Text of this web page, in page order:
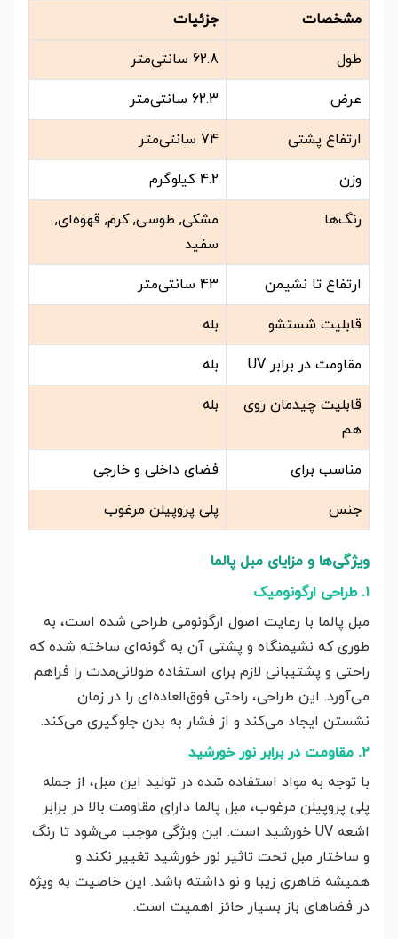
مشخصات جزئیات
طول 62.8 سانتی‌متر
عرض 62.3 سانتی‌متر
ارتفاع پشتی 74 سانتی‌متر
وزن 4.2 کیلوگرم
رنگ‌ها
مشکی, طوسی, کرم, قهوه‌ای,
سفید
ارتفاع تا نشیمن 43 سانتی‌متر
قابلیت شستشو بله
مقاومت در برابر UV بله
قابلیت چیدمان روی
هم
بله
مناسب برای فضای داخلی و خارجی
جنس پلی پروپیلن مرغوب
ویژگی‌ها و مزایای مبل پالما
۱. طراحی ارگونومیک
مبل پالما با رعایت اصول ارگونومی طراحی شده است، به
طوری که نشیمنگاه و پشتی آن به گونه‌ای ساخته شده که
راحتی و پشتیبانی لازم برای استفاده طولانی‌مدت را فراهم
می‌آورد. این طراحی، راحتی فوق‌العاده‌ای را در زمان
نشستن ایجاد می‌کند و از فشار به بدن جلوگیری می‌کند.
۲. مقاومت در برابر نور خورشید
با توجه به مواد استفاده شده در تولید این مبل، از جمله
پلی پروپیلن مرغوب، مبل پالما دارای مقاومت بالا در برابر
اشعه UV خورشید است. این ویژگی موجب می‌شود تا رنگ
و ساختار مبل تحت تاثیر نور خورشید تغییر نکند و
همیشه ظاهری زیبا و نو داشته باشد. این خاصیت به ویژه
در فضاهای باز بسیار حائز اهمیت است.